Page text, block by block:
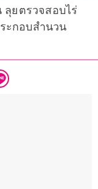
ยตรวจสอบไร่
ะกอบสำนวน